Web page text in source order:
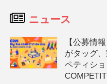
ニュース
【公募情
がタッグ
ペティシ